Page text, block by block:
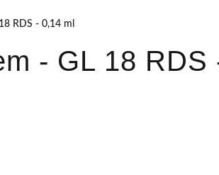
RDS - 0,14 ml
- GL 18 RDS